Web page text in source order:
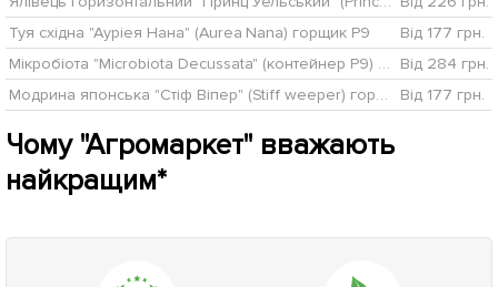
Туя східна "Ауріея Нана" (Aurea Nana) горщик P9
Від 177 грн.
Мікробіота "Microbiota Decussata" (контейнер Р9) 1 саджанець в упаковці
Від 284 грн.
Модрина японська "Стіф Віпер" (Stiff weeper) горщик P9
Від 177 грн.
Чому "Агромаркет" вважають
найкращим*